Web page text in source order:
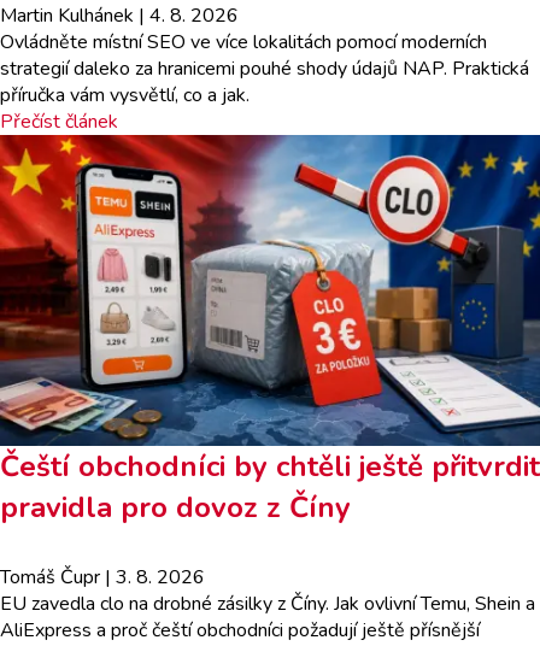
Martin Kulhánek | 4. 8. 2026
Ovládněte místní SEO ve více lokalitách pomocí moderních
strategií daleko za hranicemi pouhé shody údajů NAP. Praktická
příručka vám vysvětlí, co a jak.
Přečíst článek
Čeští obchodníci by chtěli ještě přitvrdit
pravidla pro dovoz z Číny
Tomáš Čupr | 3. 8. 2026
EU zavedla clo na drobné zásilky z Číny. Jak ovlivní Temu, Shein a
AliExpress a proč čeští obchodníci požadují ještě přísnější